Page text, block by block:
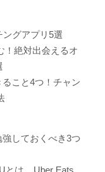
ングアプリ5選
！絶対出会えるオ
こと4つ！チャン
しておくべき3つ